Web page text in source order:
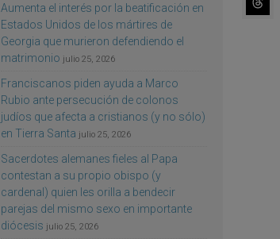
Aumenta el interés por la beatificación en
Estados Unidos de los mártires de
Georgia que murieron defendiendo el
matrimonio julio 25, 2026
Franciscanos piden ayuda a Marco
Rubio ante persecución de colonos
judíos que afecta a cristianos (y no sólo)
en Tierra Santa julio 25, 2026
Sacerdotes alemanes fieles al Papa
contestan a su propio obispo (y
cardenal) quien les orilla a bendecir
parejas del mismo sexo en importante
diócesis julio 25, 2026